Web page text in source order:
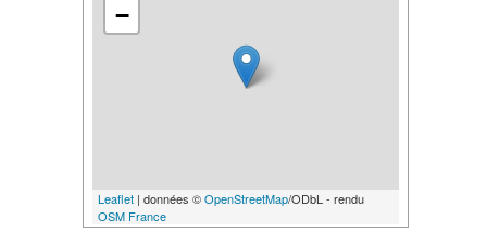
−
Leaflet | données ©OpenStreetMap/ODbL - rendu
OSM France